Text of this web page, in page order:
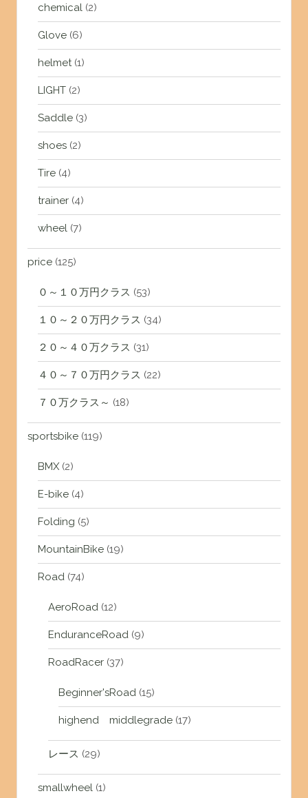
chemical(2)
Glove(6)
helmet(1)
LIGHT(2)
Saddle(3)
shoes(2)
Tire(4)
trainer(4)
wheel(7)
price(125)
０～１０万円クラス (53)
１０～２０万円クラス (34)
２０～４０万クラス (31)
４０～７０万円クラス (22)
７０万クラス～ (18)
sportsbike(119)
BMX(2)
E-bike(4)
Folding (5)
MountainBike(19)
Road(74)
AeroRoad(12)
EnduranceRoad(9)
RoadRacer(37)
Beginner'sRoad(15)
highend middlegrade(17)
レース (29)
smallwheel(1)